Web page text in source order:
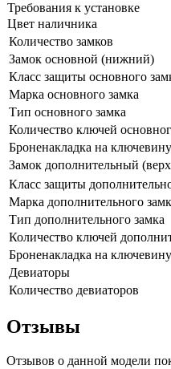
Требования к установке
Цвет наличника
Количество замков
Замок основной (нижний)
Класс защиты основного
Марка основного замка
Тип основного замка
Количество ключей
Броненакладка на
Замок дополнительный
Класс защиты
Марка дополнительного
Тип дополнительного замка
Количество ключей
Броненакладка на
Девиаторы
Количество девиаторов
Отзывы
Отзывов о данной модели